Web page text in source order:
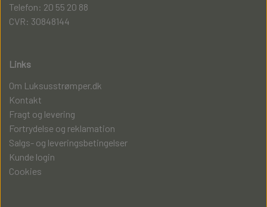
Telefon: 20 55 20 88
CVR: 30848144
Links
Om Luksusstrømper.dk
Kontakt
Fragt og levering
Fortrydelse og reklamation
Salgs- og leveringsbetingelser
Kunde login
Cookies